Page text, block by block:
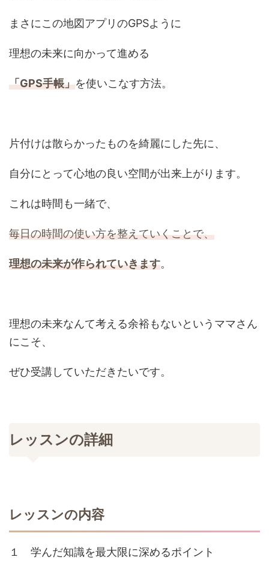
まさにこの地図アプリのGPSように
理想の未来に向かって進める
「GPS手帳」を使いこなす方法。
片付けは散らかったものを綺麗にした先に、
自分にとって心地の良い空間が出来上がります。
これは時間も一緒で、
毎日の時間の使い方を整えていくことで、
理想の未来が作られていきます。
理想の未来なんて考える余裕もないというママさん
にこそ、
ぜひ受講していただきたいです。
レッスンの詳細
レッスンの内容
１ 学んだ知識を最大限に深めるポイント